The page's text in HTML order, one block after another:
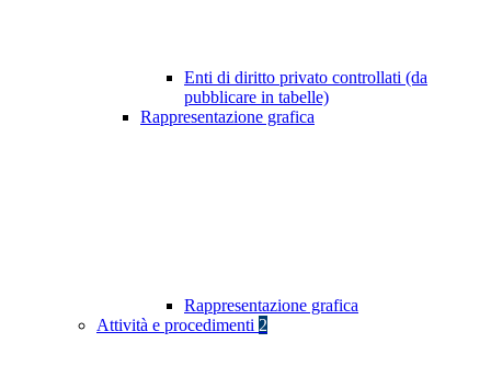
Enti di diritto privato controllati (da
pubblicare in tabelle)
Rappresentazione grafica
Rappresentazione grafica
Attività e procedimenti 2